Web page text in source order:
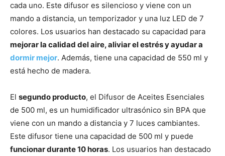
cada uno. Este difusor es silencioso y viene con un
mando a distancia, un temporizador y una luz LED de 7
colores. Los usuarios han destacado su capacidad para
mejorar la calidad del aire, aliviar el estrés y ayudar a
dormir mejor. Además, tiene una capacidad de 550 ml y
está hecho de madera.
El segundo producto, el Difusor de Aceites Esenciales
de 500 ml, es un humidificador ultrasónico sin BPA que
viene con un mando a distancia y 7 luces cambiantes.
Este difusor tiene una capacidad de 500 ml y puede
funcionar durante 10 horas. Los usuarios han destacado